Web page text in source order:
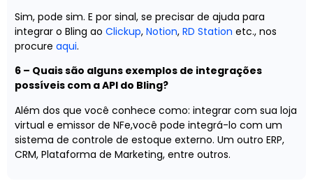
Sim, pode sim. E por sinal, se precisar de ajuda para
integrar o Bling ao Clickup, Notion, RD Station etc., nos
procure aqui.
6 – Quais são alguns exemplos de integrações
possíveis com a API do Bling?
Além dos que você conhece como: integrar com sua loja
virtual e emissor de NFe,você pode integrá-lo com um
sistema de controle de estoque externo. Um outro ERP,
CRM, Plataforma de Marketing, entre outros.